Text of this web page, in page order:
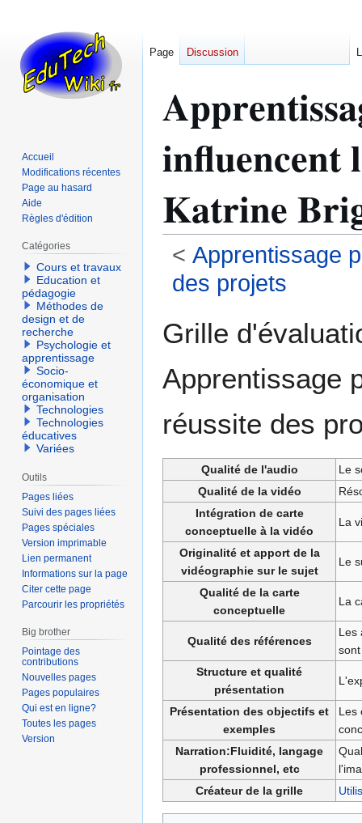
influencent
Katrine
< Apprentissage
des projets
à
navigation
à
recherche
Grille
Apprentissage
réussite des
Qualité de l'audio
Le
Qualité de la vidéo
Intégration de carte
conceptuelle à la vidéo
La
Originalité et apport de la
vidéographie sur le sujet
Le
Qualité de la carte
conceptuelle
La
Qualité des références
Les
Structure et qualité
présentation
Présentation des objectifs et
exemples
Les
Narration:Fluidité, langage
professionnel, etc
Créateur de la grille
Page Discussion
Accueil
Modifications récentes
Page au hasard
Aide
Règles d'édition
Catégories
Cours et travaux
Education et
pédagogie
Méthodes de
design et de
recherche
Psychologie et
apprentissage
Socio-
économique et
organisation
Technologies
Technologies
éducatives
Variées
Outils
Pages liées
Suivi des pages liées
Pages spéciales
Version imprimable
Lien permanent
Informations sur la page
Citer cette page
Parcourir les propriétés
Big brother
Pointage des
contributions
Nouvelles pages
Pages populaires
Qui est en ligne?
Toutes les pages
Version